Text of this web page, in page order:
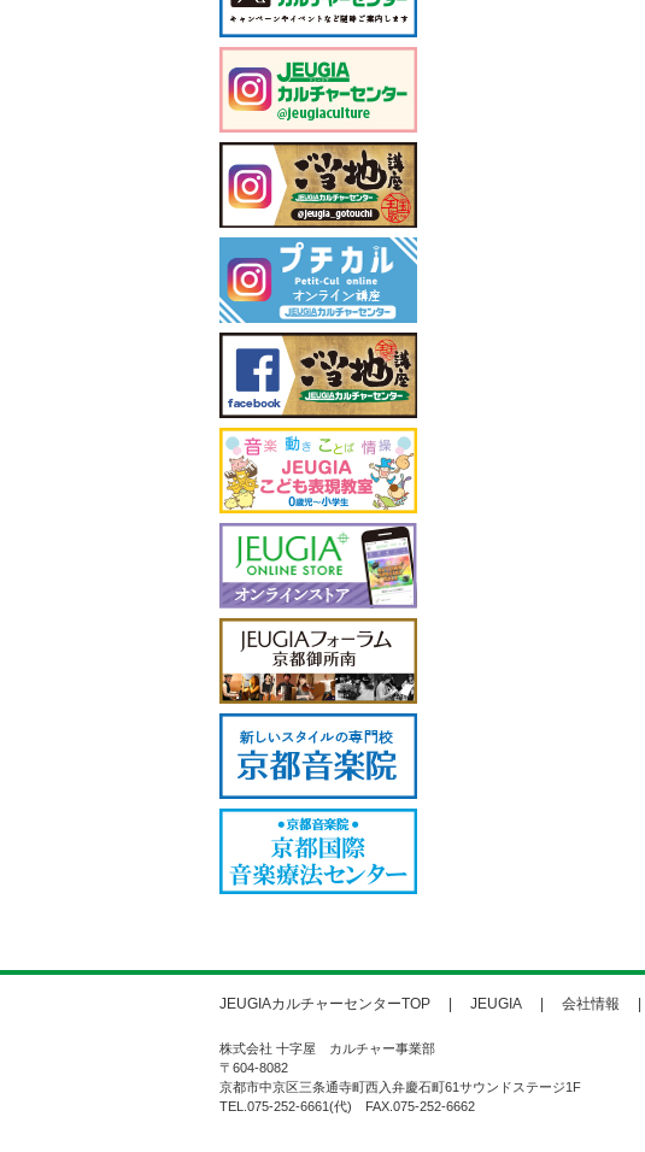
JEUGIAカルチャーセンターTOP JEUGIA 会社情報
株式会社 十字屋 カルチャー事業部
〒604-8082
京都市中京区三条通寺町西入弁慶石町61サウンドステージ1F
TEL.075-252-6661(代) FAX.075-252-6662